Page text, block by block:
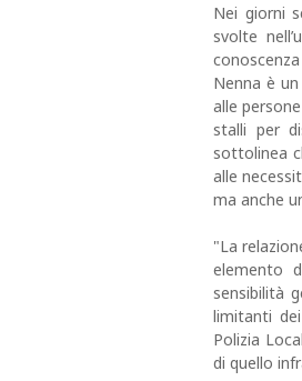
Nei giorni
svolte
Nenna è
alle
stalli per
sottolinea
alle
ma anche
"La
elemento
sensibilità
limitanti
Polizia
di quello